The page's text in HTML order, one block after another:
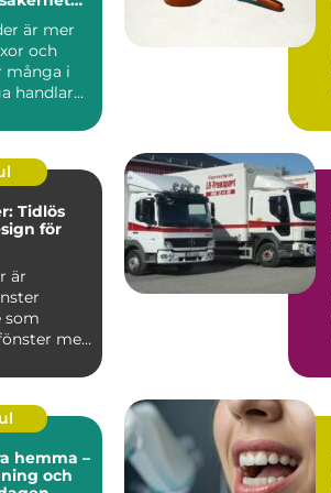
är mer
och
många i
handlar
Tidlös
för
är
som
med
hemma –
och